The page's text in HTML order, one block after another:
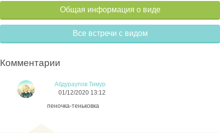
Общая информация о виде
Все встречи с видом
Комментарии
Абдураупов Тимур
01/12/2020 13:12
пеночка-теньковка